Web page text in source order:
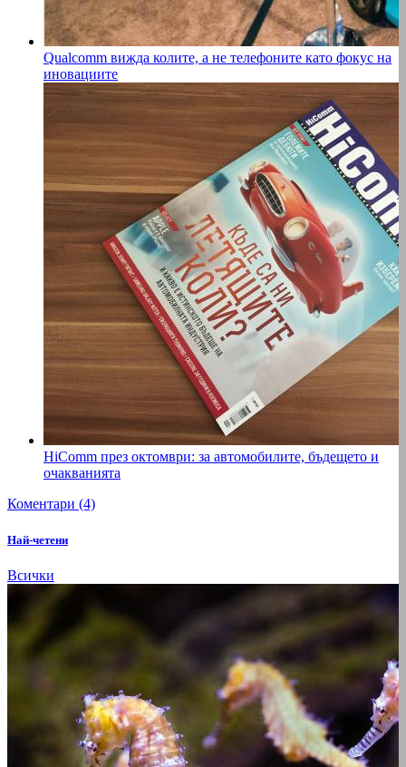
Qualcomm вижда колите, а не телефоните като фокус на
иновациите
HiComm през октомври: за автомобилите, бъдещето и
очакванията
Коментари (4)
Най-четени
Всички